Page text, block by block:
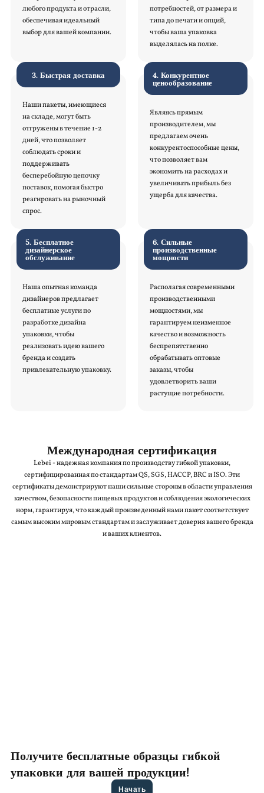
любого продукта и отрасли,
обеспечивая идеальный
выбор для вашей компании.
потребностей, от размера и
типа до печати и опций,
чтобы ваша упаковка
выделялась на полке.
3. Быстрая доставка
Наши пакеты, имеющиеся
на складе, могут быть
отгружены в течение 1-2
дней, что позволяет
соблюдать сроки и
поддерживать
бесперебойную цепочку
поставок, помогая быстро
реагировать на рыночный
спрос.
4. Конкурентное
ценообразование
Являясь прямым
производителем, мы
предлагаем очень
конкурентоспособные цены,
что позволяет вам
экономить на расходах и
увеличивать прибыль без
ущерба для качества.
5. Бесплатное
дизайнерское
обслуживание
Наша опытная команда
дизайнеров предлагает
бесплатные услуги по
разработке дизайна
упаковки, чтобы
реализовать идею вашего
бренда и создать
привлекательную упаковку.
6. Сильные
производственные
мощности
Располагая современными
производственными
мощностями, мы
гарантируем неизменное
качество и возможность
беспрепятственно
обрабатывать оптовые
заказы, чтобы
удовлетворить ваши
растущие потребности.
Международная сертификация
Lebei - надежная компания по производству гибкой упаковки,
сертифицированная по стандартам QS, SGS, HACCP, BRC и ISO. Эти
сертификаты демонстрируют наши сильные стороны в области управления
качеством, безопасности пищевых продуктов и соблюдения экологических
норм, гарантируя, что каждый произведенный нами пакет соответствует
самым высоким мировым стандартам и заслуживает доверия вашего бренда
и ваших клиентов.
Получите бесплатные образцы гибкой
упаковки для вашей продукции!
Начать